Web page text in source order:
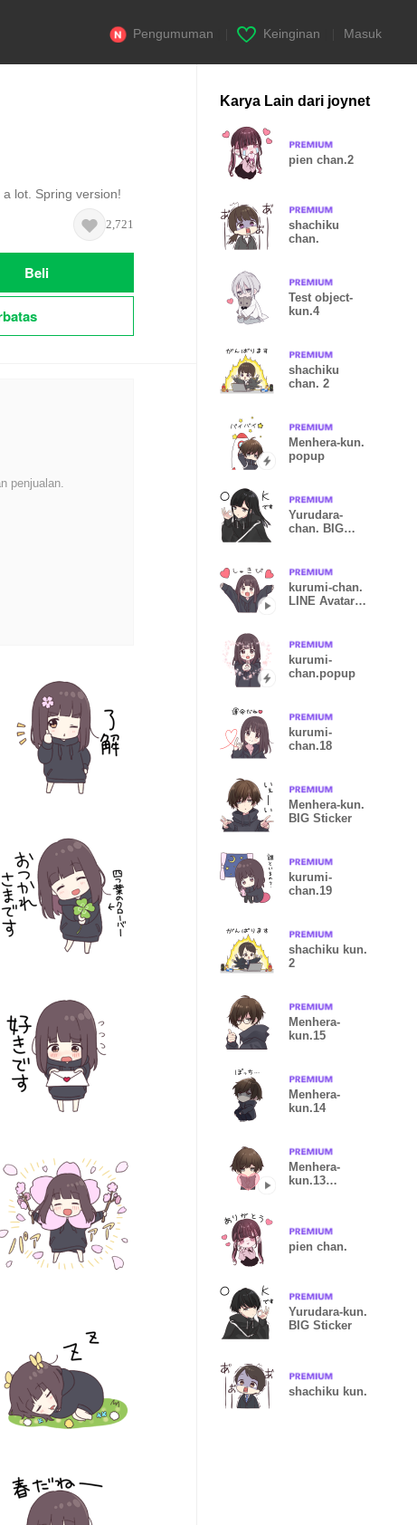
Pengumuman Keinginan Masuk
lot. Spring version!
2,721
Beli
penjualan.
Karya Lain dari joynet
pien chan.2
shachiku
chan.
Test object-
kun.4
shachiku
chan. 2
Menhera-kun.
popup
Yurudara-
chan. BIG
kurumi-chan.
LINE Avatar
kurumi-
chan.popup
kurumi-
chan.18
Menhera-kun.
BIG Sticker
kurumi-
chan.19
shachiku kun.
2
Menhera-
kun.15
Menhera-
kun.14
Menhera-
kun.13
pien chan.
Yurudara-kun.
BIG Sticker
shachiku kun.